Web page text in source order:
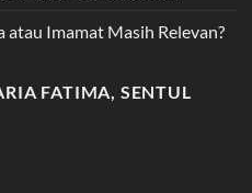
Imamat Masih Relevan?
FATIMA, SENTUL